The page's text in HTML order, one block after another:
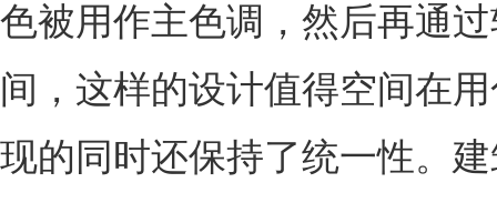
色被用作主色调，然后再通
间，这样的设计值得空间在
现的同时还保持了统一性。